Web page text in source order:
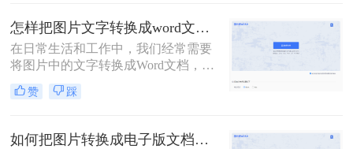
成word呢？本文将介绍四种提取截图
文字的方法，帮助你轻松应对各种场
景。
怎样把图片文字转换成word文档？分享3种简单方法，1秒搞定！
在日常生活和工作中，我们经常需要
将图片中的文字转换成Word文档，以
便于编辑、整理或分享。那么怎样把
图片文字转换成word文档呢？本文将
松实现图片文字到Word文档的转换。
赞 踩
如何把图片转换成电子版文档？可以试试这三个方法！